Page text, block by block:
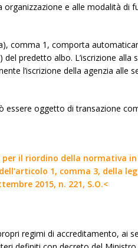
e alle modalità di
comma 1, comporta
predetto albo. L’iscrizione alla
l’iscrizione della agenzia alle
essere oggetto di transazione
per il riordino della normativa
1, comma 3, della
2015, n. 221, S.O.<
regimi di accreditamento, ai